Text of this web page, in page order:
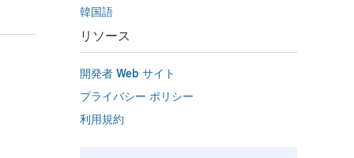
韓国語
リソース
開発者 Web サイト
プライバシー ポリシー
利用規約